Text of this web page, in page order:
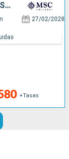
REINO UNIDO, FRANCIA, BÉLGICA, PAISES BAJOS, ALEMANIA
27/02/2028
+Tasas